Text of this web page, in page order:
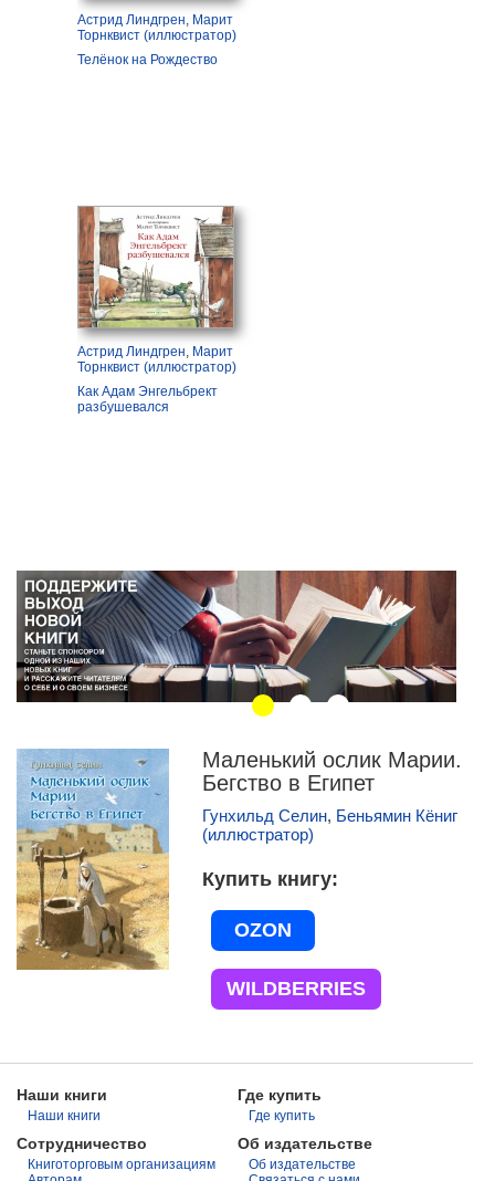
Астрид Линдгрен, Марит
Торнквист (иллюстратор)
Телёнок на Рождество
Астрид Линдгрен, Марит
Торнквист (иллюстратор)
Как Адам Энгельбрект
разбушевался
Маленький ослик Марии.
Бегство в Египет
Гунхильд Селин, Беньямин Кёниг
(иллюстратор)
Купить книгу
OZON
WILDBERRIES
Наши книги
Наши книги
Где купить
Где купить
Сотрудничество
Книготорговым организациям
Об издательстве
Об издательстве